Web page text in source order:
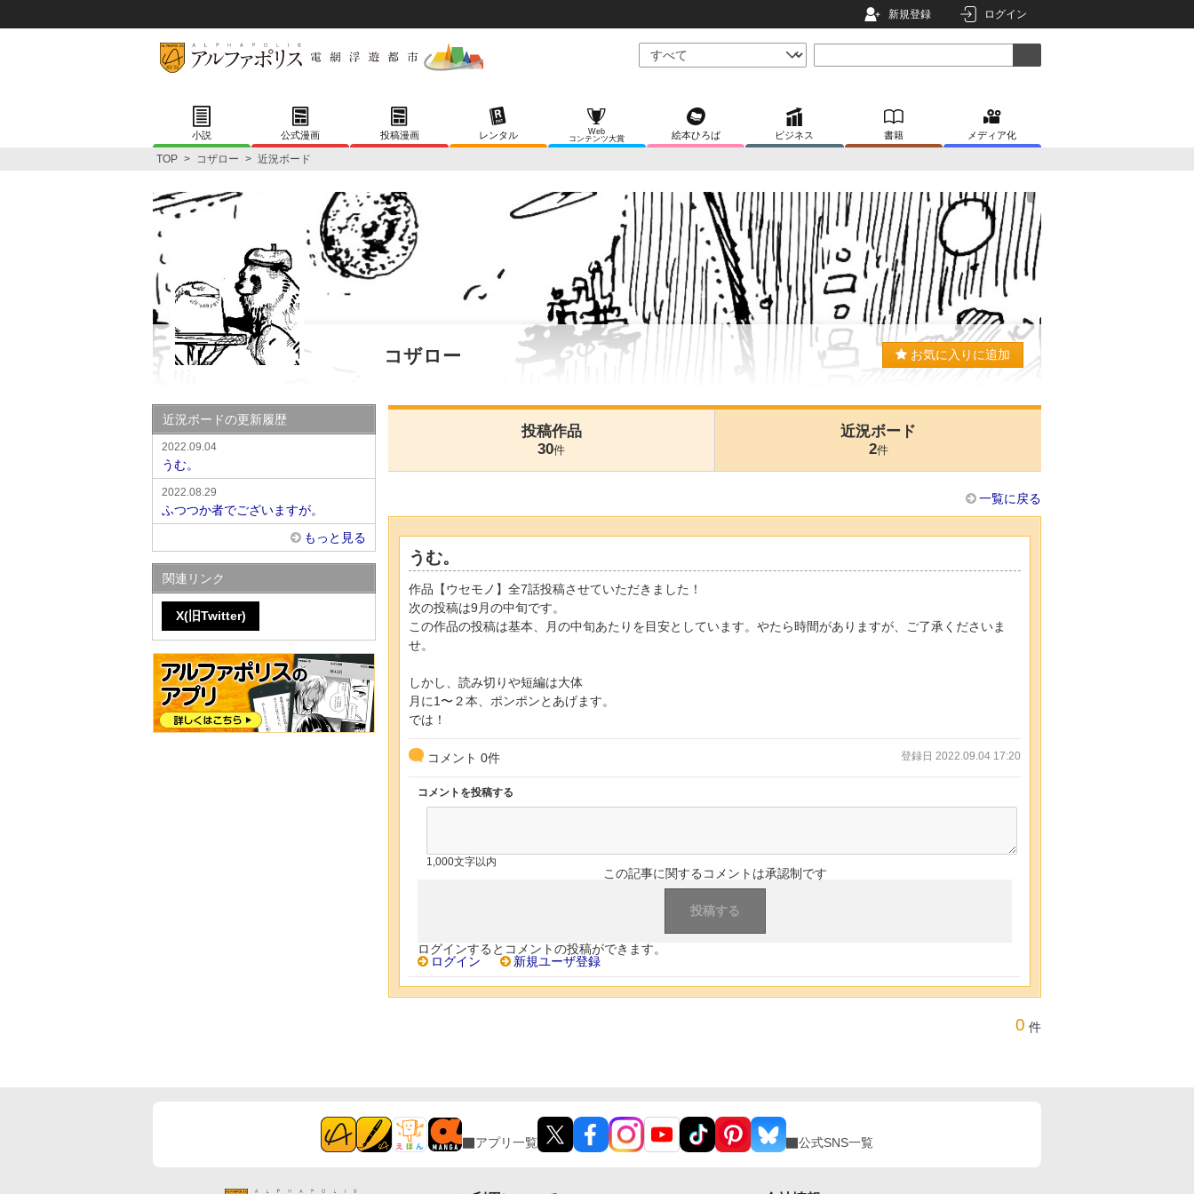
新規登録 ログイン
小説 公式漫画 投稿漫画 レンタル
Web
コンテンツ大賞
絵本ひろば ビジネス 書籍 メディア化
TOP > コザロー > 近況ボード
コザロー お気に入りに追加
投稿作品
30件
近況ボード
2件
一覧に戻る
うむ。
作品【ウセモノ】全7話投稿させていただきました！
次の投稿は9月の中旬です。
この作品の投稿は基本、月の中旬あたりを目安としています。やたら時間がありますが、ご了承くださいま
せ。
しかし、読み切りや短編は大体
月に1〜２本、ポンポンとあげます。
では！
コメント 0件 登録日 2022.09.04 17:20
コメントを投稿する
1,000文字以内
この記事に関するコメントは承認制です
ログインするとコメントの投稿ができます。
ログイン
新規ユーザ登録
0 件
近況ボードの更新履歴
2022.09.04
うむ。
2022.08.29
ふつつか者でございますが。
もっと見る
関連リンク
X(旧Twitter)
アプリ一覧 公式SNS一覧